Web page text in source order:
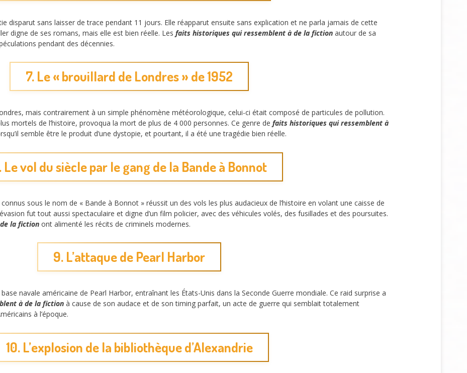
disparut sans laisser de trace pendant 11 jours. Elle réapparut ensuite sans explication et ne parla jamais de cette
digne de ses romans, mais elle est bien réelle. Les faits historiques qui ressemblent à de la fiction autour de sa
pendant des décennies.
7. Le « brouillard de Londres » de 1952
mais contrairement à un simple phénomène météorologique, celui-ci était composé de particules de pollution.
mortels de l’histoire, provoqua la mort de plus de 4 000 personnes. Ce genre de faits historiques qui ressemblent à
semble être le produit d’une dystopie, et pourtant, il a été une tragédie bien réelle.
Le vol du siècle par le gang de la Bande à Bonnot
sous le nom de « Bande à Bonnot » réussit un des vols les plus audacieux de l’histoire en volant une caisse de
fut tout aussi spectaculaire et digne d’un film policier, avec des véhicules volés, des fusillades et des poursuites.
la fiction ont alimenté les récits de criminels modernes.
9. L’attaque de Pearl Harbor
navale américaine de Pearl Harbor, entraînant les États-Unis dans la Seconde Guerre mondiale. Ce raid surprise a
à de la fiction à cause de son audace et de son timing parfait, un acte de guerre qui semblait totalement
à l’époque.
10. L’explosion de la bibliothèque d’Alexandrie